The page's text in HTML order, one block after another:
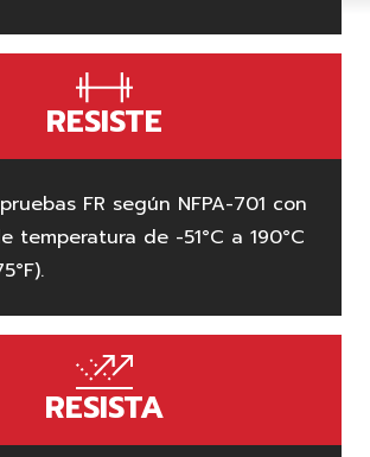
RESISTE
FR según NFPA-701 con
temperatura de -51°C a 190°C
RESISTA